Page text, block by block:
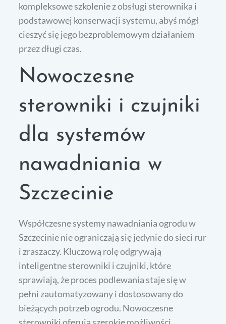
kompleksowe szkolenie z obsługi sterownika i
podstawowej konserwacji systemu, abyś mógł
cieszyć się jego bezproblemowym działaniem
przez długi czas.
Nowoczesne
sterowniki i czujniki
dla systemów
nawadniania w
Szczecinie
Współczesne systemy nawadniania ogrodu w
Szczecinie nie ograniczają się jedynie do sieci rur
i zraszaczy. Kluczową rolę odgrywają
inteligentne sterowniki i czujniki, które
sprawiają, że proces podlewania staje się w
pełni zautomatyzowany i dostosowany do
bieżących potrzeb ogrodu. Nowoczesne